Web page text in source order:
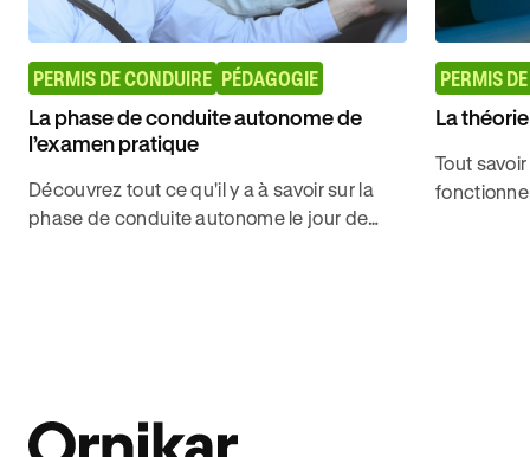
PERMIS DE CONDUIRE PÉDAGOGIE
La phase de conduite autonome de
l’examen pratique
Découvrez tout ce qu'il y a à savoir sur la
phase de conduite autonome le jour de
PERMIS
La
Tout